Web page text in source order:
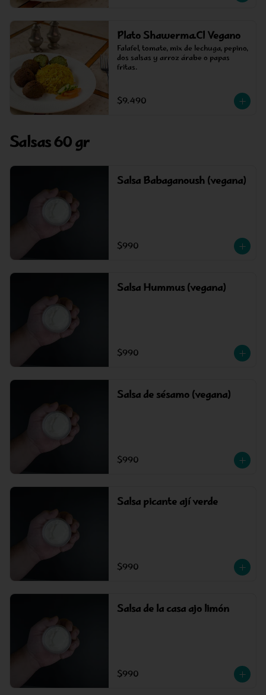
Plato Shawerma.Cl Vegano
Falafel, tomate, mix de lechuga, pepino,
dos salsas y arroz árabe o papas
fritas.
$9.490
Salsas 60 gr
Salsa Babaganoush (vegana)
$990
Salsa Hummus (vegana)
$990
Salsa de sésamo (vegana)
$990
Salsa picante ají verde
$990
Salsa de la casa ajo limón
$990